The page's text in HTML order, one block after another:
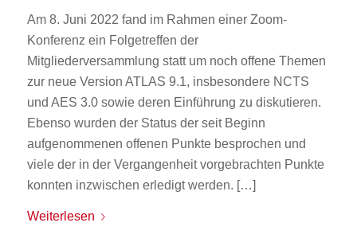
Am 8. Juni 2022 fand im Rahmen einer Zoom-
Konferenz ein Folgetreffen der
Mitgliederversammlung statt um noch offene Themen
zur neue Version ATLAS 9.1, insbesondere NCTS
und AES 3.0 sowie deren Einführung zu diskutieren.
Ebenso wurden der Status der seit Beginn
aufgenommenen offenen Punkte besprochen und
viele der in der Vergangenheit vorgebrachten Punkte
konnten inzwischen erledigt werden. […]
Weiterlesen